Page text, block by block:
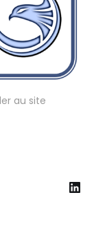
au site